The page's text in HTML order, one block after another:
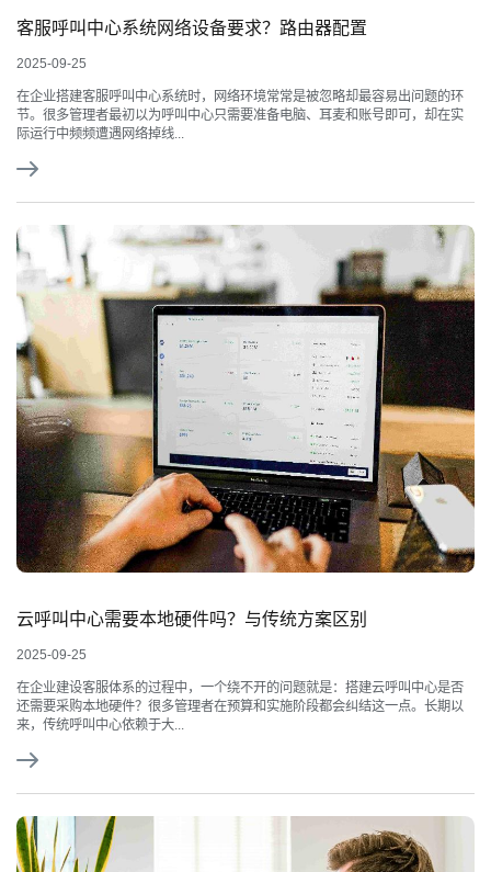
客服呼叫中心系统网络设备要求？路由器配置
2025-09-25
在企业搭建客服呼叫中心系统时，网络环境常常是被忽略却最容易出问题的环
节。很多管理者最初以为呼叫中心只需要准备电脑、耳麦和账号即可，却在实
际运行中频频遭遇网络掉线...
云呼叫中心需要本地硬件吗？与传统方案区别
2025-09-25
在企业建设客服体系的过程中，一个绕不开的问题就是：搭建云呼叫中心是否
还需要采购本地硬件？很多管理者在预算和实施阶段都会纠结这一点。长期以
来，传统呼叫中心依赖于大...